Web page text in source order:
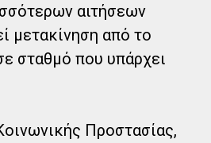
αιτήσεων
μετακίνηση από το
σταθμό που υπάρχει
Προστασίας,